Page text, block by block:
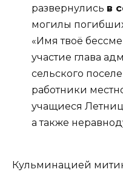
развернулись в
могилы
«Имя твоё
участие глава
сельского
работники
учащиеся
а также
Кульминацией